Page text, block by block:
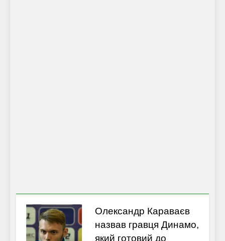
Олександр Караваєв
назвав гравця Динамо,
який готовий до